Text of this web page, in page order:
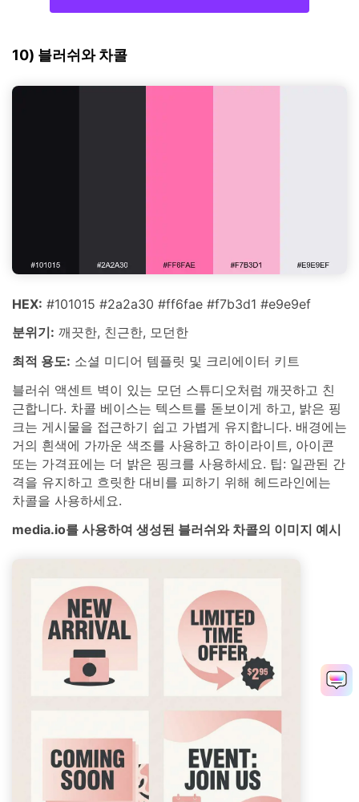
10) 블러쉬와 차콜
HEX: #101015 #2a2a30 #ff6fae #f7b3d1 #e9e9ef
분위기: 깨끗한, 친근한, 모던한
최적 용도: 소셜 미디어 템플릿 및 크리에이터 키트
블러쉬 액센트 벽이 있는 모던 스튜디오처럼 깨끗하고 친
근합니다. 차콜 베이스는 텍스트를 돋보이게 하고, 밝은 핑
크는 게시물을 접근하기 쉽고 가볍게 유지합니다. 배경에는
거의 흰색에 가까운 색조를 사용하고 하이라이트, 아이콘
또는 가격표에는 더 밝은 핑크를 사용하세요. 팁: 일관된 간
격을 유지하고 흐릿한 대비를 피하기 위해 헤드라인에는
차콜을 사용하세요.
media.io를 사용하여 생성된 블러쉬와 차콜의 이미지 예시